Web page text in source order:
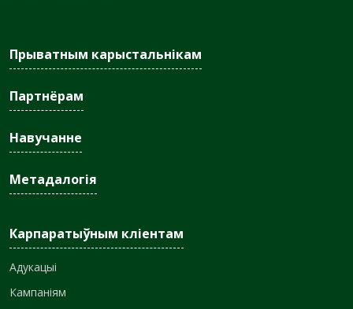
Прыватным карыстальнікам
Партнёрам
Навучанне
Метадалогія
Карпаратыўным кліентам
Адукацыі
Кампаніям